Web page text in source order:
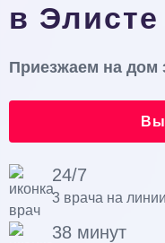
в Элисте
Приезжаем на дом
24/7
3 врача на линии
38 минут